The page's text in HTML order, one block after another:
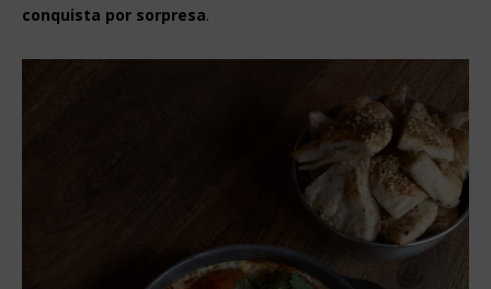
conquista por sorpresa.